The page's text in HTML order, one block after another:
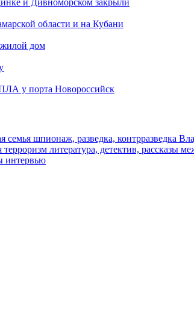
и Дивноморском закрыли
области и на Кубани
дом
у порта Новороссийск
семья шпионаж, разведка, контрразведка
терроризм литература, детектив, рассказы
интервью